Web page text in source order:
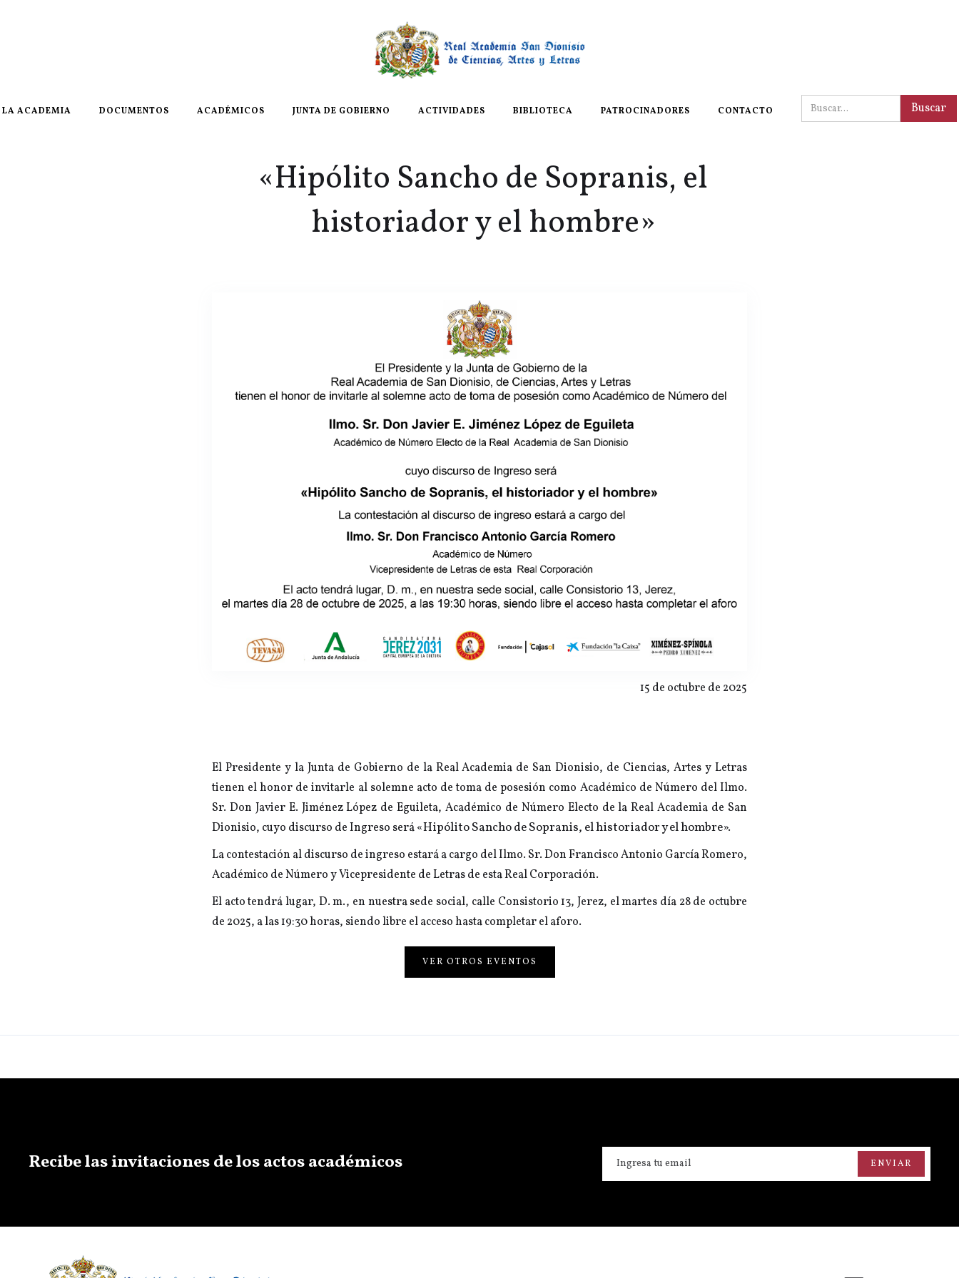
LA ACADEMIA DOCUMENTOS ACADÉMICOS JUNTA DE GOBIERNO ACTIVIDADES BIBLIOTECA PATROCINADORES CONTACTO
«Hipólito Sancho de Sopranis, el
historiador y el hombre»
15 de octubre de 2025
El Presidente y la Junta de Gobierno de la Real Academia de San Dionisio, de Ciencias, Artes y Letras
tienen el honor de invitarle al solemne acto de toma de posesión como Académico de Número del Ilmo.
Sr. Don Javier E. Jiménez López de Eguileta, Académico de Número Electo de la Real Academia de San
Dionisio, cuyo discurso de Ingreso será«Hipólito Sancho de Sopranis, el historiador y el hombre».
La contestación al discurso de ingreso estará a cargo del Ilmo. Sr. Don Francisco Antonio García Romero,
Académico de Número y Vicepresidente de Letras de esta Real Corporación.
El acto tendrá lugar, D. m., en nuestra sede social, calle Consistorio 13, Jerez, el martes día 28 de octubre
de 2025, a las 19:30 horas, siendo libre el acceso hasta completar el aforo.
VER OTROS EVENTOS
Recibe las invitaciones de los actos académicos